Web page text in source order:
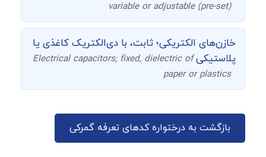
variable or adjustable (pre-set)
خازن‌های الکتریکی؛ ثابت، با دی‌الکتریک کاغذی یا
پلاستیکیElectrical capacitors; fixed, dielectric of
paper or plastics
بازگشت به درختواره کدهای تعرفه گمرکی